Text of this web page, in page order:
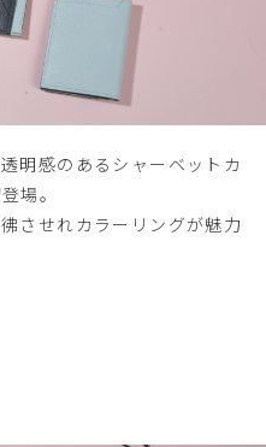
明感のあるシャーベットカ
場。
させれカラーリングが魅力